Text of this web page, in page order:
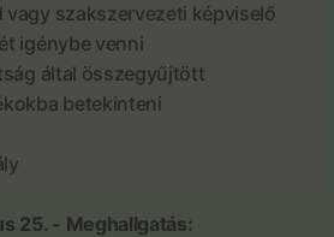
vagy szakszervezeti képviselő
igénybe venni
által összegyűjtött
betekinteni
25. - Meghallgatás: